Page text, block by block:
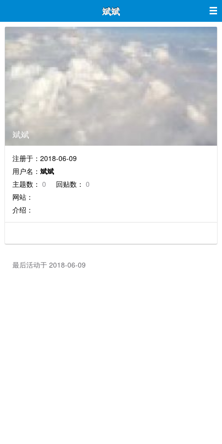
斌斌
斌斌
注册于：2018-06-09
用户名： 斌斌
主题数： 0 回贴数： 0
网站：
介绍：
最后活动于 2018-06-09